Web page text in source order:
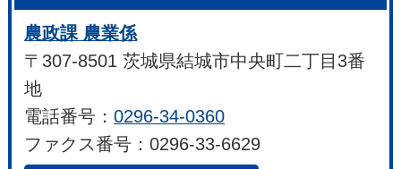
農政課 農業係
〒307-8501 茨城県結城市中央町二丁目3番
地
電話番号：0296-34-0360
ファクス番号：0296-33-6629